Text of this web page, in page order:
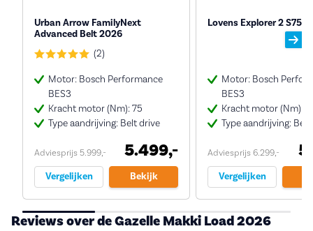
Urban Arrow FamilyNext
Advanced Belt 2026
(2)
Motor: Bosch Performance
BES3
Kracht motor (Nm): 75
Type aandrijving: Belt drive
Adviesprijs 5.999,- 5.499,-
Vergelijken Bekijk
Lovens Explorer 2 S75
Motor: Bosch
BES3
Kracht motor (Nm):
Type aandrijving: Belt
Adviesprijs 6.299,-
Vergelijken
Reviews over de Gazelle Makki Load 2026